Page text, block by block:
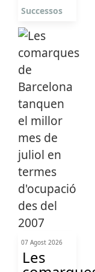
Successos
07 Agost 2026
Les